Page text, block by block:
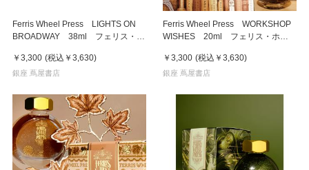
Ferris Wheel Press LIGHTS ON
BROADWAY 38ml フェリス・ホ
￥3,300 (税込 ￥3,630)
銀座 蔦屋書店
Ferris Wheel Press WORKSHOP
WISHES 20ml フェリス・ホイ
￥3,300 (税込 ￥3,630)
銀座 蔦屋書店